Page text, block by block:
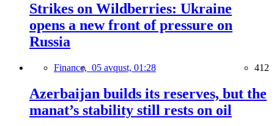
Strikes on Wildberries: Ukraine
opens a new front of pressure on
Russia
Finance, 05 avqust, 01:28 412
Azerbaijan builds its reserves, but the
manat’s stability still rests on oil